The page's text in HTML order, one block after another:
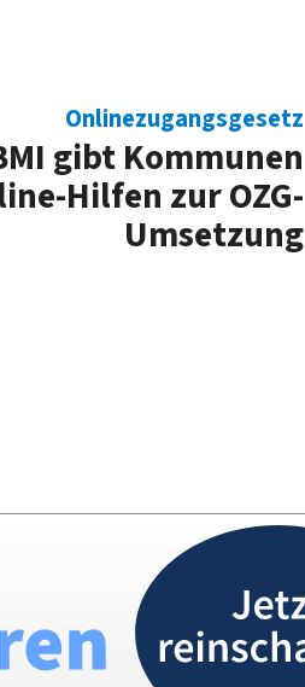
Onlinezugangsgesetz
gibt Kommunen
Hilfen zur OZG-
Umsetzung